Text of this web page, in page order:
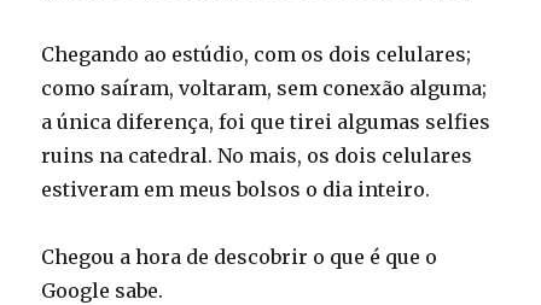
Chegando ao estúdio, com os dois celulares;
como saíram, voltaram, sem conexão alguma;
a única diferença, foi que tirei algumas selfies
ruins na catedral. No mais, os dois celulares
estiveram em meus bolsos o dia inteiro.
Chegou a hora de descobrir o que é que o
Google sabe.